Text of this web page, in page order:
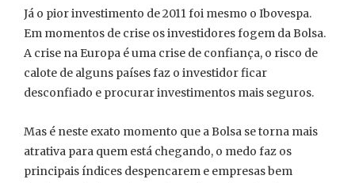
Já o pior investimento de 2011 foi mesmo o Ibovespa.
Em momentos de crise os investidores fogem da Bolsa.
A crise na Europa é uma crise de confiança, o risco de
calote de alguns países faz o investidor ficar
desconfiado e procurar investimentos mais seguros.
Mas é neste exato momento que a Bolsa se torna mais
atrativa para quem está chegando, o medo faz os
principais índices despencarem e empresas bem